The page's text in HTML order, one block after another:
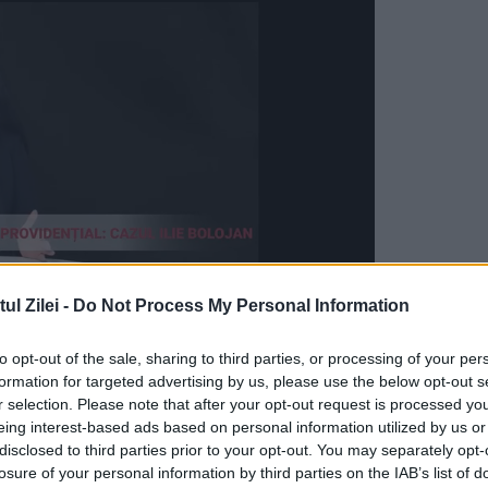
Zilei - Do Not Process My Personal Information
opt-out of the sale, sharing to third parties, or processing of your
for targeted advertising by us, please use the below opt-out
selection. Please note that after your opt-out request is processed
interest-based ads based on personal information utilized by us
to third parties prior to your opt-out. You may separately
of your personal information by third parties on the IAB’s list of
agățată între etajele doi și trei, pentru că
s-au îndreptat spre locul în care a căzut
să nu o miște până la sosirea